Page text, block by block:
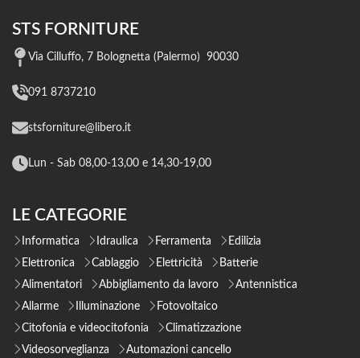
STS FORNITURE
Via Cilluffo, 7 Bolognetta (Palermo) 90030
091 8737210
stsforniture@libero.it
Lun - Sab 08,00-13,00 e 14,30-19,00
LE CATEGORIE
Informatica Idraulica Ferramenta
Edilizia
Elettronica
Cablaggio Elettricità
Batterie
Alimentatori
Abbigliamento da lavoro
Antennistica
Allarme
Illuminazione
Fotovoltaico
Citofonia e videocitofonia
Climatizzazione
Videosorveglianza
Automazioni cancello